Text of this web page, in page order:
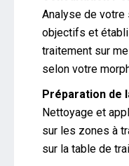
Analyse de
objectifs et
traitement sur
selon votre
Préparation de
Nettoyage et
sur les zones à
sur la table de